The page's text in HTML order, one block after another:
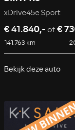
xDrive45e Sport
€ 41.840,- of€
141.763 km
Bekijk deze auto